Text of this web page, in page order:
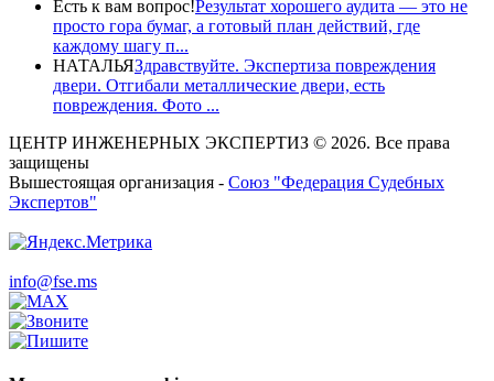
Есть к вам вопрос!Результат хорошего аудита — это не
просто гора бумаг, а готовый план действий, где
каждому шагу п...
НАТАЛЬЯЗдравствуйте. Экспертиза повреждения
двери. Отгибали металлические двери, есть
повреждения. Фото ...
ЦЕНТР ИНЖЕНЕРНЫХ ЭКСПЕРТИЗ © 2026. Все права
защищены
Вышестоящая организация - Союз "Федерация Судебных
Экспертов"
info@fse.ms